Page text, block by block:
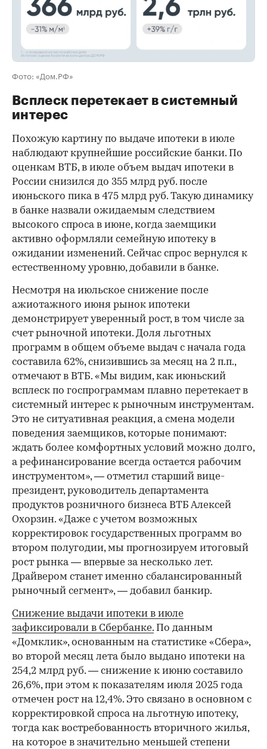
Фото: «Дом.РФ»
Всплеск перетекает в системный
интерес
Похожую картину по выдаче ипотеки в июле
наблюдают крупнейшие российские банки. По
оценкам ВТБ, в июле объем выдач ипотеки в
России снизился до 355 млрд руб. после
июньского пика в 475 млрд руб. Такую динамику
в банке назвали ожидаемым следствием
высокого спроса в июне, когда заемщики
активно оформляли семейную ипотеку в
ожидании изменений. Сейчас спрос вернулся к
естественному уровню, добавили в банке.
Несмотря на июльское снижение после
ажиотажного июня рынок ипотеки
демонстрирует уверенный рост, в том числе за
счет рыночной ипотеки. Доля льготных
программ в общем объеме выдач с начала года
составила 62%, снизившись за месяц на 2 п.п.,
отмечают в ВТБ. «Мы видим, как июньский
всплеск по госпрограммам плавно перетекает в
системный интерес к рыночным инструментам.
Это не ситуативная реакция, а смена модели
поведения заемщиков, которые понимают:
ждать более комфортных условий можно долго,
а рефинансирование всегда остается рабочим
инструментом», — отметил старший вице-
президент, руководитель департамента
продуктов розничного бизнеса ВТБ Алексей
Охорзин. «Даже с учетом возможных
корректировок государственных программ во
втором полугодии, мы прогнозируем итоговый
рост рынка — впервые за несколько лет.
Драйвером станет именно сбалансированный
рыночный сегмент», — добавил банкир.
Снижение выдачи ипотеки в июле
зафиксировали в Сбербанке. По данным
«Домклик», основанным на статистике «Сбера»,
во второй месяц лета было выдано ипотеки на
254,2 млрд руб. — снижение к июню составило
26,6%, при этом к показателям июля 2025 года
отмечен рост на 12,4%. Это связано в основном с
корректировкой спроса на льготную ипотеку,
тогда как востребованность вторичного жилья,
на которое в значительно меньшей степени